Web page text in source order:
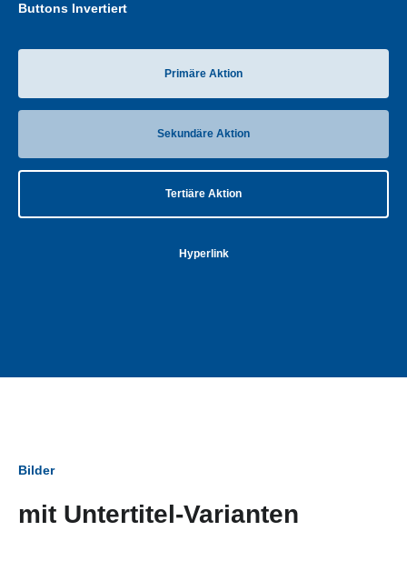
Buttons Invertiert
Primäre Aktion
Sekundäre Aktion
Tertiäre Aktion
Hyperlink
Bilder
mit Untertitel-Varianten